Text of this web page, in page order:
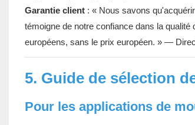
Garantie client: « Nous savons
témoigne de notre confiance dans la
européens, sans le prix européen. » —
5. Guide de sélection
Pour les applications de